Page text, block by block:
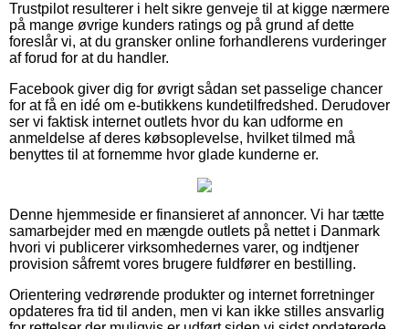
Trustpilot resulterer i helt sikre genveje til at kigge nærmere
på mange øvrige kunders ratings og på grund af dette
foreslår vi, at du gransker online forhandlerens vurderinger
af forud for at du handler.
Facebook giver dig for øvrigt sådan set passelige chancer
for at få en idé om e-butikkens kundetilfredshed. Derudover
ser vi faktisk internet outlets hvor du kan udforme en
anmeldelse af deres købsoplevelse, hvilket tilmed må
benyttes til at fornemme hvor glade kunderne er.
Denne hjemmeside er finansieret af annoncer. Vi har tætte
samarbejder med en mængde outlets på nettet i Danmark
hvori vi publicerer virksomhedernes varer, og indtjener
provision såfremt vores brugere fuldfører en bestilling.
Orientering vedrørende produkter og internet forretninger
opdateres fra tid til anden, men vi kan ikke stilles ansvarlig